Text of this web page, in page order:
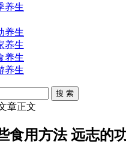
养生
养生
养生
养生
养生
搜 索
章正文
食用方法 远志的